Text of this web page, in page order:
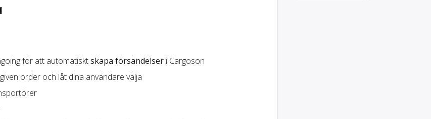
för att automatisktskapa försändelser i Cargoson
order och låt dina användare välja